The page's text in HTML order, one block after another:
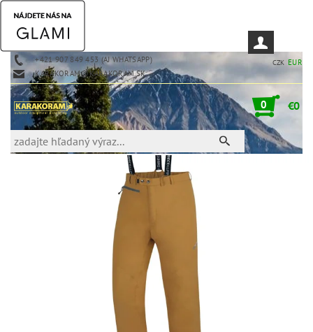
+421 907 849 453 (AJ WHATSAPP)
KARAKORAM@KARAKORAM.SK
CZK EUR
0 €0